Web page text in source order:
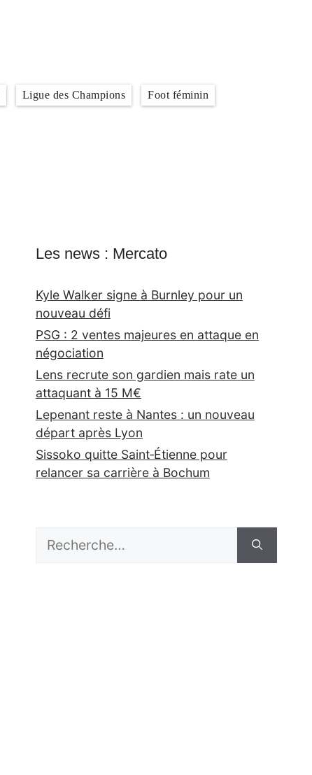
Ligue des Champions Foot féminin
Les news : Mercato
Kyle Walker signe à Burnley pour un
nouveau défi
PSG : 2 ventes majeures en attaque en
négociation
Lens recrute son gardien mais rate un
attaquant à 15 M€
Lepenant reste à Nantes : un nouveau
départ après Lyon
Sissoko quitte Saint‑Étienne pour
relancer sa carrière à Bochum